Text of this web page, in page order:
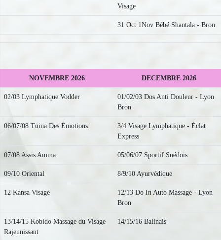
Visage
31 Oct 1Nov Bébé Shantala - Bron
NOVEMBRE 2026 DECEMBRE 2026
02/03 Lymphatique Vodder
01/02/03 Dos Anti Douleur - Lyon
Bron
06/07/08 Tuina Des Émotions
3/4 Visage Lymphatique - Éclat
Express
07/08 Assis Amma 05/06/07 Sportif Suédois
09/10 Oriental 8/9/10 Ayurvédique
12 Kansa Visage
12/13 Do In Auto Massage - Lyon
Bron
13/14/15 Kobido Massage du Visage
Rajeunissant
14/15/16 Balinais